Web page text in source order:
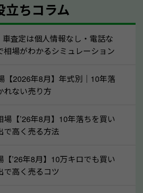
〇万キロ）
格をつけやすくなります。
ものです。ですから、自動車税の
するほど多く還付されます。不要
立ちコラム
車査定は個人情報なし・電話な
相場がわかるシミュレーション
【2026年8月】年式別｜10年落
れない売り方
場【’26年8月】10年落ちを買い
で高く売る方法
【’26年8月】10万キロでも買い
で高く売るコツ